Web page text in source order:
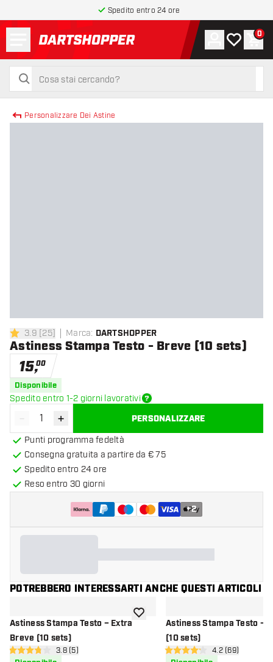
Spedito entro 24 ore
torna alla home page
cerca
cerca
Account
La mia0
Personalizzare Dei Astine
3.9 stelle di valutazione
3.9 [25] Marca: DARTSHOPPER
Astiness Stampa Testo - Breve (10 sets)
15,00
Disponibile
Spedito entro 1-2 giorni lavorativi
Diminuisci quantità
- Aumenta quantità
+ PERSONALIZZARE
Punti programma fedeltà
Consegna gratuita a partire da € 75
Spedito entro 24 ore
Reso entro 30 giorni
+2
POTREBBERO INTERESSARTI ANCHE QUESTI ARTICOLI
Astiness Stampa Testo – Extra
Breve (10 sets)
apri pannello recensioni
3.8 stelle di valutazione
3.8 (5)
aggiungi alla lista dei desideri
Astiness Stampa Testo –
(10 sets)
apri pannello
4.2 stelle di valutazione
4.2 (69)